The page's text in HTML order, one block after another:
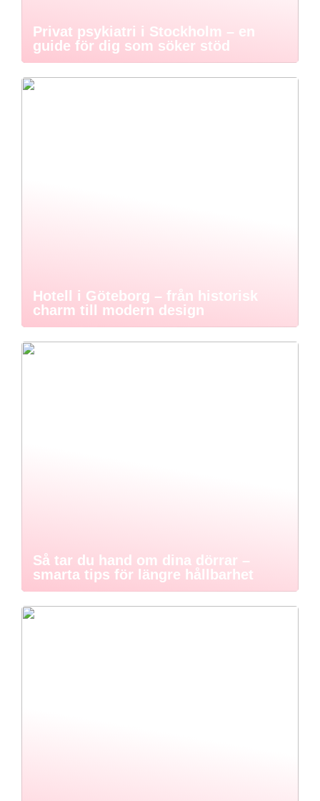
Privat psykiatri i Stockholm – en
guide för dig som söker stöd
Hotell i Göteborg – från historisk
charm till modern design
Så tar du hand om dina dörrar –
smarta tips för längre hållbarhet